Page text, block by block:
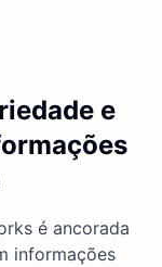
e
é ancorada
informações